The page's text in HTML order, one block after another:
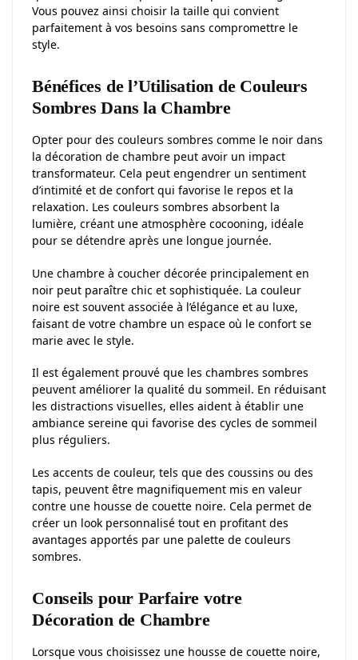
Vous pouvez ainsi choisir la taille qui convient
parfaitement à vos besoins sans compromettre le
style.
Bénéfices de l’Utilisation de Couleurs
Sombres Dans la Chambre
Opter pour des couleurs sombres comme le noir dans
la décoration de chambre peut avoir un impact
transformateur. Cela peut engendrer un sentiment
d’intimité et de confort qui favorise le repos et la
relaxation. Les couleurs sombres absorbent la
lumière, créant une atmosphère cocooning, idéale
pour se détendre après une longue journée.
Une chambre à coucher décorée principalement en
noir peut paraître chic et sophistiquée. La couleur
noire est souvent associée à l’élégance et au luxe,
faisant de votre chambre un espace où le confort se
marie avec le style.
Il est également prouvé que les chambres sombres
peuvent améliorer la qualité du sommeil. En réduisant
les distractions visuelles, elles aident à établir une
ambiance sereine qui favorise des cycles de sommeil
plus réguliers.
Les accents de couleur, tels que des coussins ou des
tapis, peuvent être magnifiquement mis en valeur
contre une housse de couette noire. Cela permet de
créer un look personnalisé tout en profitant des
avantages apportés par une palette de couleurs
sombres.
Conseils pour Parfaire votre
Décoration de Chambre
Lorsque vous choisissez une housse de couette noire,